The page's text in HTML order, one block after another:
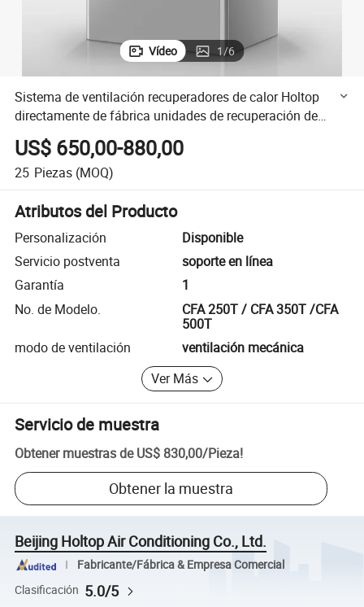
Vídeo 1/6
Sistema de ventilación recuperadores de calor Holtop
directamente de fábrica unidades de recuperación de
calor MVHR
US$ 650,00-880,00
25 Piezas (MOQ)
Atributos del Producto
Personalización
Disponible
Servicio postventa
soporte en línea
Garantía
1
No. de Modelo.
CFA 250T / CFA 350T /CFA
500T
modo de ventilación
ventilación mecánica
Ver Más
Servicio de muestra
Obtener muestras de US$ 830,00/Pieza!
Obtener la muestra
Beijing Holtop Air Conditioning Co., Ltd.
Fabricante/Fábrica & Empresa Comercial
Clasificación 5.0/5